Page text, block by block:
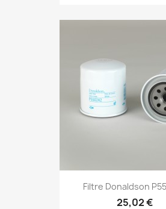
Filtre Donaldson
25,02 €